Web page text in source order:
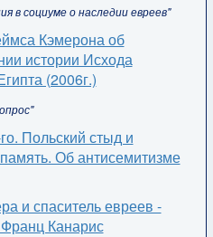
в социуме о наследии евреев"
Кэмерона об
истории Исхода
(2006г.)
Польский стыд и
Об антисемитизме
и спаситель евреев -
Канарис